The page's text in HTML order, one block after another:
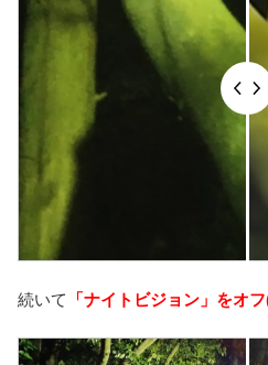
続いて 「ナイトビジョン」をオ